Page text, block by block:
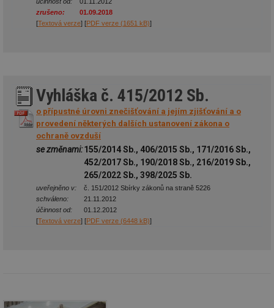
účinnost od:
01.11.2012
zrušeno:
01.09.2018
[Textová verze] [PDF verze (1651 kB)]
Vyhláška č. 415/2012 Sb.
o přípustné úrovni znečišťování a jejím zjišťování a o
provedení některých dalších ustanovení zákona o
ochraně ovzduší
se změnami:155/2014 Sb., 406/2015 Sb., 171/2016 Sb.,
452/2017 Sb., 190/2018 Sb., 216/2019 Sb.,
265/2022 Sb., 398/2025 Sb.
uveřejněno v:
č. 151/2012 Sbírky zákonů na straně 5226
schváleno:
21.11.2012
účinnost od:
01.12.2012
[Textová verze] [PDF verze (6448 kB)]